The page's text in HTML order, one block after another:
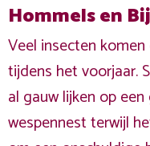
Hommels en
Veel insecten
tijdens het voorjaar.
al gauw lijken op
wespennest terwijl